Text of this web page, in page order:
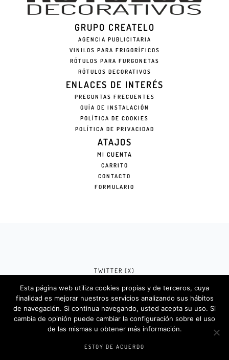
GRUPO CREATELO
AGENCIA PUBLICITARIA
VINILOS PARA FRIGORÍFICOS
RÓTULOS PARA FURGONETAS
RÓTULOS DECORATIVOS
ENLACES DE INTERÉS
PREGUNTAS FRECUENTES
GUÍA DE INSTALACIÓN
POLÍTICA DE COOKIES
POLÍTICA DE PRIVACIDAD
ATAJOS
MI CUENTA
CARRITO
CONTACTO
FORMULARIO
TWITTER (X)
FACEBOOK (META)
INSTAGRAM
Rotulosdecorativos.com © 2024. Diseño &
Codigos porCreatelo.com.es
Esta página web utiliza cookies propias y de terceros, cuya
finalidad es mejorar nuestros servicios analizando sus hábitos
de navegación. Si continua navegando, usted acepta su uso. Si
cambia de opinión puede cambiar la configuración sobre el uso
de las mismas u obtener más información.
ESTOY DE ACUERDO